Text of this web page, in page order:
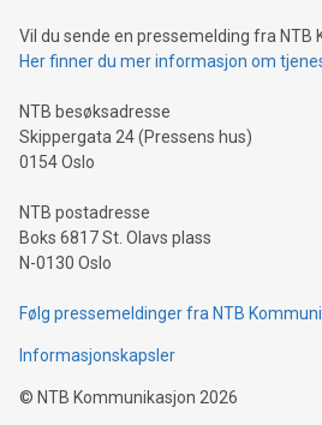
Vil du sende en pressemelding fra NTB
Her finner du mer informasjon om
NTB besøksadresse
Skippergata 24 (Pressens hus)
0154 Oslo
NTB postadresse
Boks 6817 St. Olavs plass
N-0130 Oslo
Følg pressemeldinger fra NTB
Informasjonskapsler
© NTB Kommunikasjon 2026